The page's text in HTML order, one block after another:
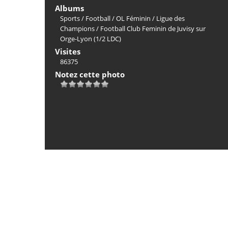
Albums
Sports/ Football/OL Féminin / Ligue des
Champions/ Football Club Feminin de Juvisy sur
Orge-Lyon (1/2 LDC)
Visites
86375
Notez cette photo